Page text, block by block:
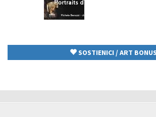
SOSTIENICI / ART BONUS